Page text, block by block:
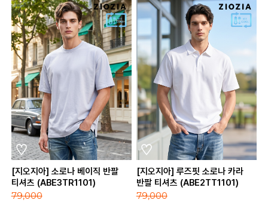
[지오지아] 소로나 베이직 반팔
티셔츠 (ABE3TR1101)
79,000
[지오지아] 루즈핏 소로나 카라
반팔 티셔츠 (ABE2TT1101)
79,000